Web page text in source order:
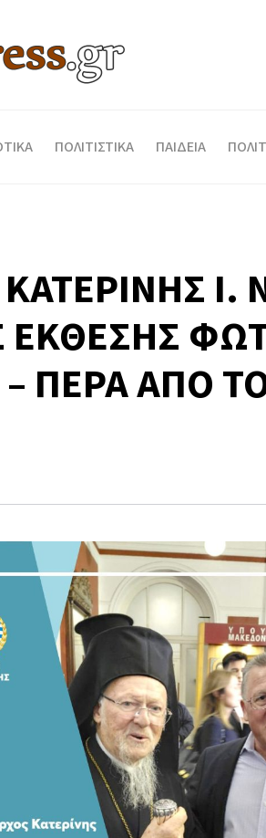
ΠΟΛΙΤΙΣΤΙΚΑ ΠΑΙΔΕΙΑ
Ι.
ΕΚΘΕΣΗΣ
ΠΕΡΑ ΑΠΟ